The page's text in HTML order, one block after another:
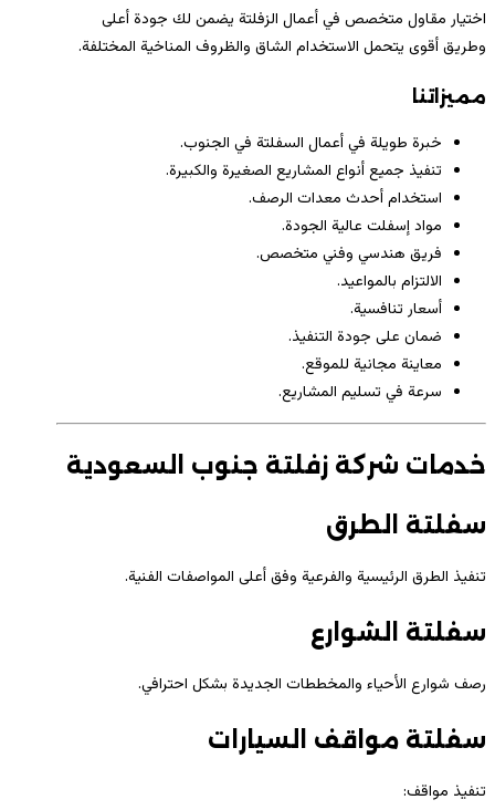
اختيار مقاول متخصص في أعمال الزفلتة يضمن لك جودة أعلى
وطريق أقوى يتحمل الاستخدام الشاق والظروف المناخية المختلفة.
مميزاتنا
خبرة طويلة في أعمال السفلتة في الجنوب.
تنفيذ جميع أنواع المشاريع الصغيرة والكبيرة.
استخدام أحدث معدات الرصف.
مواد إسفلت عالية الجودة.
فريق هندسي وفني متخصص.
الالتزام بالمواعيد.
أسعار تنافسية.
ضمان على جودة التنفيذ.
معاينة مجانية للموقع.
سرعة في تسليم المشاريع.
خدمات شركة زفلتة جنوب السعودية
سفلتة الطرق
تنفيذ الطرق الرئيسية والفرعية وفق أعلى المواصفات الفنية.
سفلتة الشوارع
رصف شوارع الأحياء والمخططات الجديدة بشكل احترافي.
سفلتة مواقف السيارات
تنفيذ مواقف: